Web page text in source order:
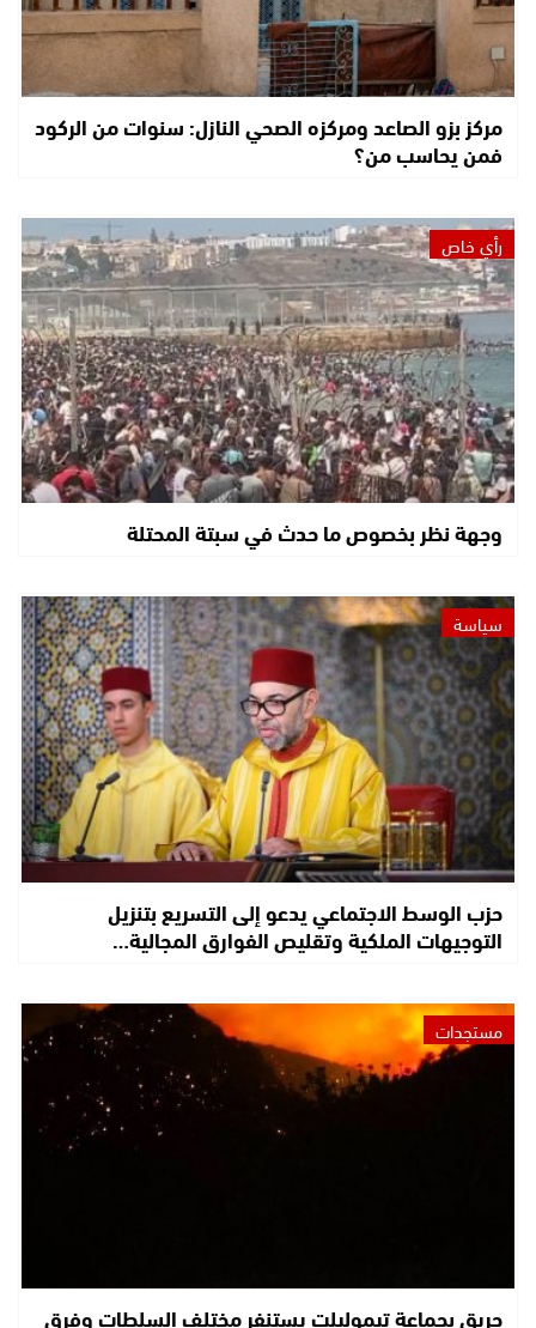
مركز بزو الصاعد ومركزه الصحي النازل: سنوات من الركود
فمن يحاسب من؟
رأي خاص
وجهة نظر بخصوص ما حدث في سبتة المحتلة
سياسة
حزب الوسط الاجتماعي يدعو إلى التسريع بتنزيل
التوجيهات الملكية وتقليص الفوارق المجالية…
مستجدات
حريق بجماعة تيموليلت يستنفر مختلف السلطات وفرق